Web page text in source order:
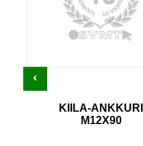
KIILA-ANKKURI
M12X90